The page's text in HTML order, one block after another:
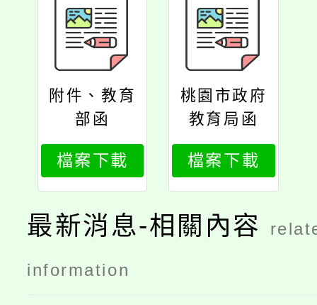
附件、教育
部函
檔案下載
桃園市政府
教育局函
檔案下載
最新消息-相關內容
information